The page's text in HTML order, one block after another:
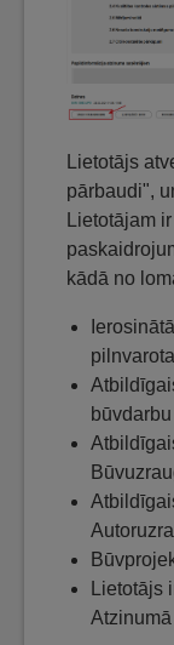
Lietotājs
pārbaudi",
Lietotājam
kādā no